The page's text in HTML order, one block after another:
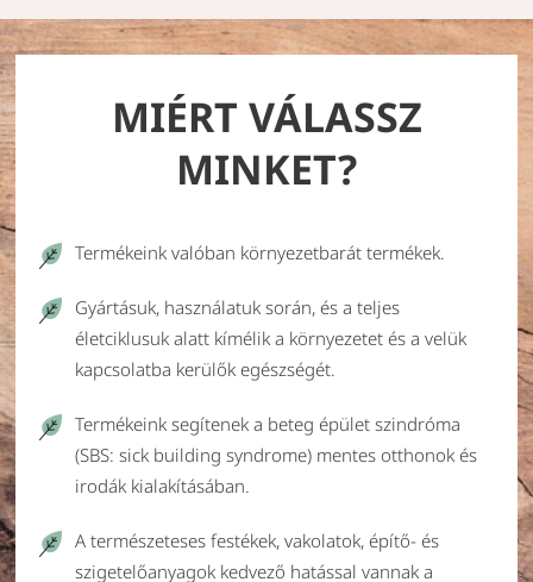
MIÉRT VÁLASSZ
MINKET?
Termékeink valóban környezetbarát termékek.
Gyártásuk, használatuk során, és a teljes
életciklusuk alatt kímélik a környezetet és a velük
kapcsolatba kerülők egészségét.
Termékeink segítenek a beteg épület szindróma
(SBS: sick building syndrome) mentes otthonok és
irodák kialakításában.
A természeteses festékek, vakolatok, építő- és
szigetelőanyagok kedvező hatással vannak a